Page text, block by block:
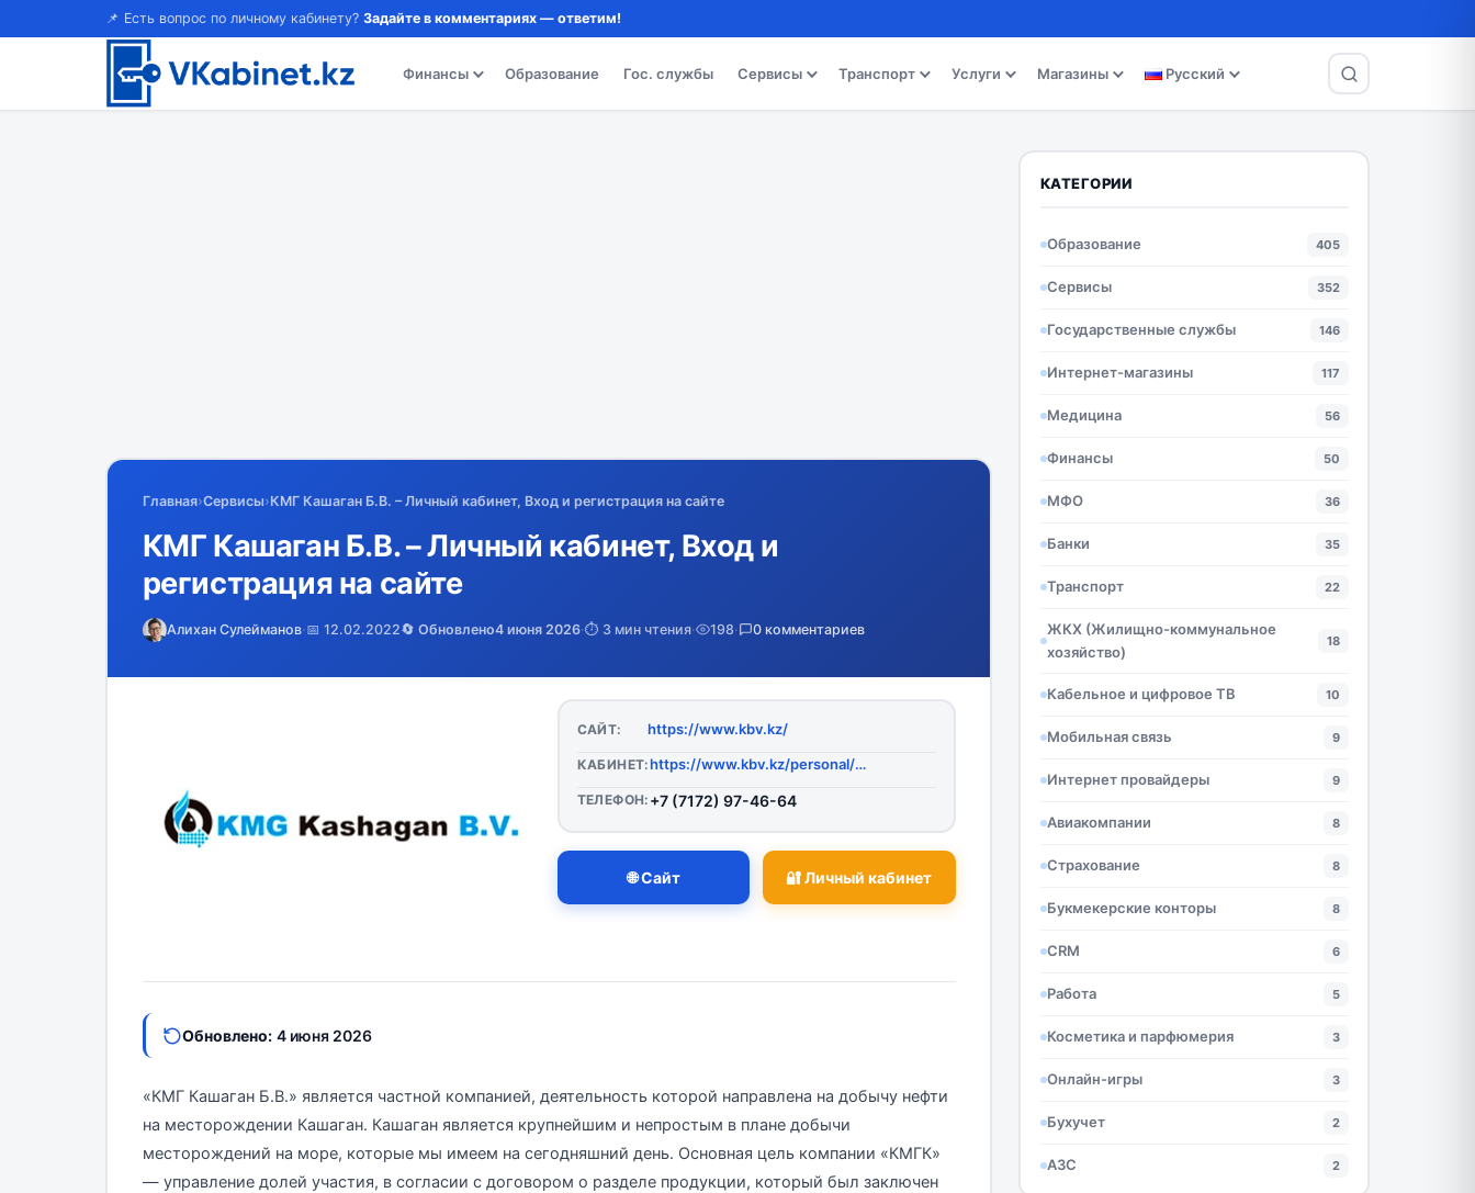
📌 Есть вопрос по личному кабинету? Задайте в комментариях — ответим!
Финансы Образование Гос. службы Сервисы Транспорт Услуги Магазины Русский
Главная›Сервисы›КМГ Кашаган Б.В. – Личный кабинет, Вход и регистрация на сайте
КМГ Кашаган Б.В. – Личный кабинет, Вход и
регистрация на сайте
Алихан Сулейманов·📅 12.02.2022🔄 Обновлено4 июня 2026·⏱️ 3 мин чтения· 198· 0 комментариев
САЙТ: https://www.kbv.kz/
КАБИНЕТ: https://www.kbv.kz/personal/auth/
ТЕЛЕФОН: +7 (7172) 97-46-64
🌐 Сайт 🔐 Личный кабинет
Обновлено: 4 июня 2026
«КМГ Кашаган Б.В.» является частной компанией, деятельность которой направлена на добычу нефти
на месторождении Кашаган. Кашаган является крупнейшим и непростым в плане добычи
месторождений на море, которые мы имеем на сегодняшний день. Основная цель компании «КМГК»
— управление долей участия, в согласии с договором о разделе продукции, который был заключен
КАТЕГОРИИ
Образование 405
Сервисы 352
Государственные службы 146
Интернет-магазины 117
Медицина 56
Финансы 50
МФО 36
Банки 35
Транспорт 22
ЖКХ (Жилищно-коммунальное
хозяйство)
18
Кабельное и цифровое ТВ 10
Мобильная связь 9
Интернет провайдеры 9
Авиакомпании 8
Страхование 8
Букмекерские конторы 8
CRM 6
Работа 5
Косметика и парфюмерия 3
Онлайн-игры 3
Бухучет 2
АЗС 2